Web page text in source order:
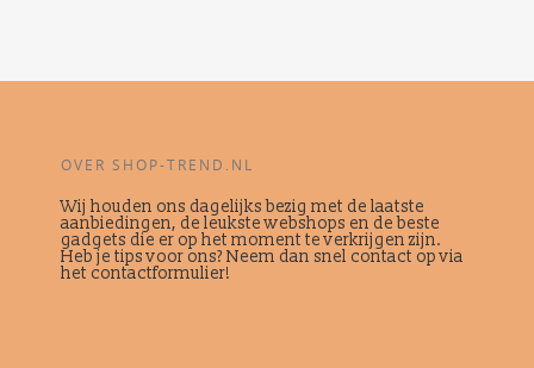
OVER SHOP-TREND.NL
Wij houden ons dagelijks bezig met de laatste
aanbiedingen, de leukste webshops en de beste
gadgets die er op het moment te verkrijgen zijn.
Heb je tips voor ons? Neem dan snel contact op via
het contactformulier!